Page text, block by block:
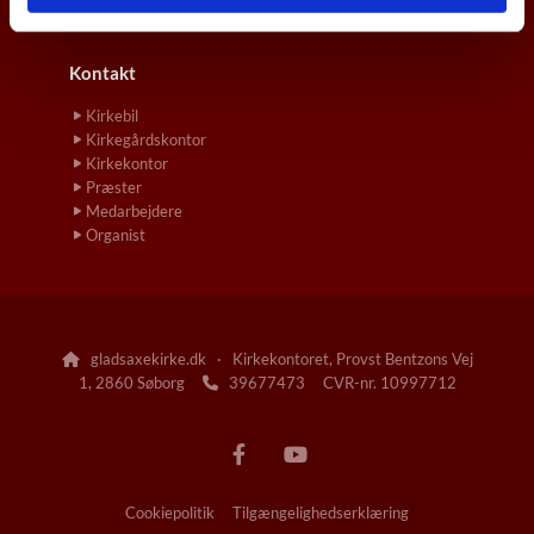
Vielse
Kontakt
Kirkebil
Kirkegårdskontor
Kirkekontor
Præster
Medarbejdere
Organist
gladsaxekirke.dk · Kirkekontoret, Provst Bentzons Vej
1, 2860 Søborg
39677473 CVR-nr. 10997712
Cookiepolitik Tilgængelighedserklæring